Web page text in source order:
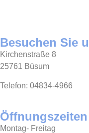
Besuchen Sie
Kirchenstraße 8
25761 Büsum
Telefon: 04834-4966
Montag- Freitag